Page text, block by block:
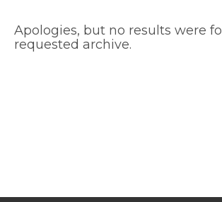
Apologies, but no results were
requested archive.